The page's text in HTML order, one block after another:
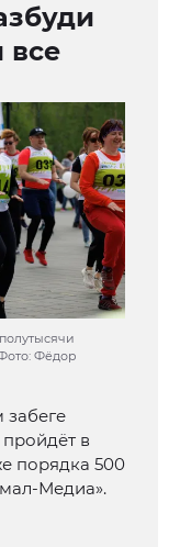
все
Фёдор
забеге
в
порядка 500
Медиа».